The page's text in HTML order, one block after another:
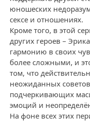
юношеских
сексе и отношениях.
Кроме того, в этой
других героев –
гармонию в своих
более сложными, и
том, что
неожиданных
подчеркивающих
эмоций и
На фоне всех этих